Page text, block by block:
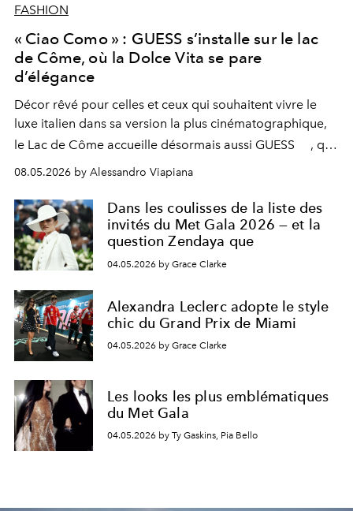
FASHION
« Ciao Como » : GUESS s’installe sur le lac
de Côme, où la Dolce Vita se pare
d’élégance
Décor rêvé pour celles et ceux qui souhaitent vivre le
luxe italien dans sa version la plus cinématographique,
le Lac de Côme accueille désormais aussi GUESS
, qui
signe un takeover entre boutiques, hôtels, bateaux et
fragrances. L’une des opérations de style les plus
réussies de la saison.
08.05.2026 by Alessandro Viapiana
Dans les coulisses de la liste des
invités du Met Gala 2026 — et la
question Zendaya que
04.05.2026 by Grace Clarke
Alexandra Leclerc adopte le style
chic du Grand Prix de Miami
04.05.2026 by Grace Clarke
Les looks les plus emblématiques
du Met Gala
04.05.2026 by Ty Gaskins, Pia Bello